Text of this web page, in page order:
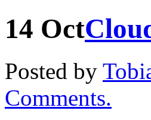
14 Oct
Posted by
Comments.